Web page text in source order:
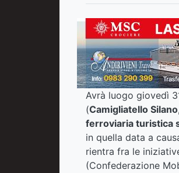
Avrà luogo giovedì
(Camigliatello Silano
ferroviaria turistica
in quella data a
rientra fra le
(Confederazione